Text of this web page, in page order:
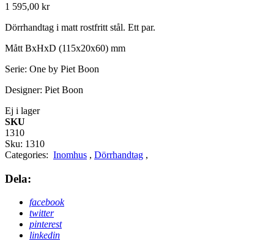
1 595,00 kr
Dörrhandtag i matt rostfritt stål. Ett par.
Mått BxHxD (115x20x60) mm
Serie: One by Piet Boon
Designer: Piet Boon
Ej i lager
SKU
1310
Sku: 1310
Categories: Inomhus , Dörrhandtag ,
Dela:
facebook
twitter
pinterest
linkedin